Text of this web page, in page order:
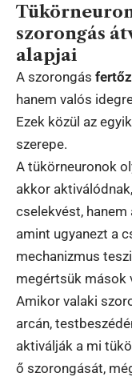
szorongás
alapjai
A szorongás
hanem valós
Ezek közül az
szerepe.
A tükörneuronok
akkor
cselekvést,
amint ugyanezt a
mechanizmus
megértsük mások
Amikor valaki
arcán,
aktiválják a mi
ő szorongását,